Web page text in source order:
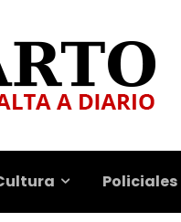
Policiales